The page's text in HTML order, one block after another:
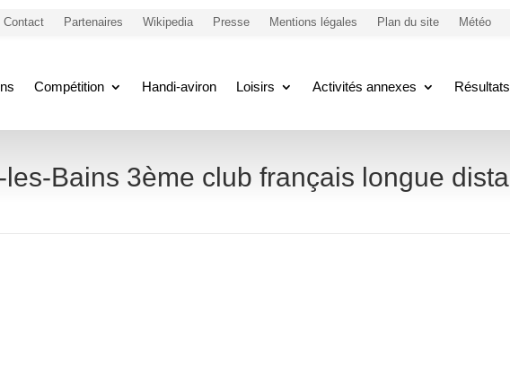
Contact Partenaires Wikipedia Presse Mentions légales Plan du site Météo
Compétition Handi-aviron Loisirs Activités annexes
les-Bains 3ème club français longue